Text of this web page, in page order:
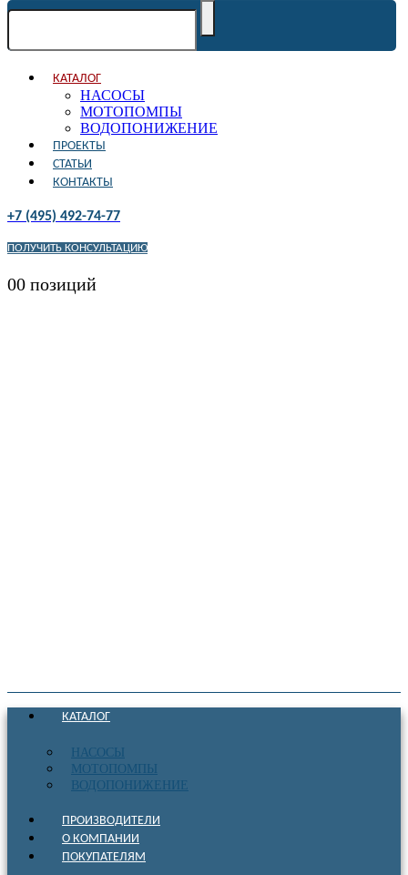
КАТАЛОГ
НАСОСЫ
МОТОПОМПЫ
ВОДОПОНИЖЕНИЕ
ПРОЕКТЫ
СТАТЬИ
КОНТАКТЫ
+7 (495) 492-74-77
ПОЛУЧИТЬ КОНСУЛЬТАЦИЮ
00 позиций
КАТАЛОГ
НАСОСЫ
МОТОПОМПЫ
ВОДОПОНИЖЕНИЕ
ПРОИЗВОДИТЕЛИ
О КОМПАНИИ
ПОКУПАТЕЛЯМ